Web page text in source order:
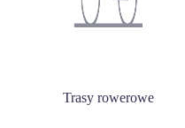
Trasy rowerowe